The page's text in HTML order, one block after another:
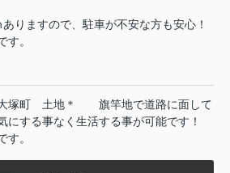
りますので、駐車が不安な方も安心！
。
塚町 土地＊
旗竿地で道路に面して
にする事なく生活する事が可能です！
。